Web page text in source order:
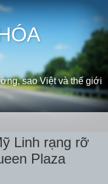
sao Việt và thế giới
Linh rạng rỡ
Plaza